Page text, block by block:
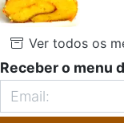
Ver todos os
Receber o menu